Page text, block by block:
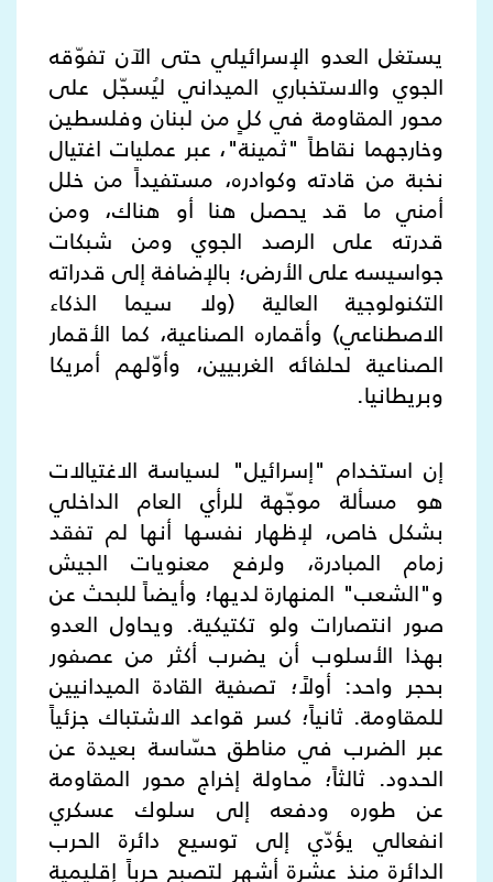
يستغل العدو الإسرائيلي حتى الآن تفوّقه
الجوي والاستخباري الميداني ليُسجّل على
محور المقاومة في كلٍ من لبنان وفلسطين
وخارجهما نقاطاً "ثمينة"، عبر عمليات اغتيال
نخبة من قادته وكوادره، مستفيداً من خلل
أمني ما قد يحصل هنا أو هناك، ومن
قدرته على الرصد الجوي ومن شبكات
جواسيسه على الأرض؛ بالإضافة إلى قدراته
التكنولوجية العالية (ولا سيما الذكاء
الاصطناعي) وأقماره الصناعية، كما الأقمار
الصناعية لحلفائه الغربيين، وأوّلهم أمريكا
وبريطانيا.
إن استخدام "إسرائيل" لسياسة الاغتيالات
هو مسألة موجّهة للرأي العام الداخلي
بشكل خاص، لإظهار نفسها أنها لم تفقد
زمام المبادرة، ولرفع معنويات الجيش
و"الشعب" المنهارة لديها؛ وأيضاً للبحث عن
صور انتصارات ولو تكتيكية. ويحاول العدو
بهذا الأسلوب أن يضرب أكثر من عصفور
بحجر واحد: أولاً؛ تصفية القادة الميدانيين
للمقاومة. ثانياً؛ كسر قواعد الاشتباك جزئياً
عبر الضرب في مناطق حسّاسة بعيدة عن
الحدود. ثالثاً؛ محاولة إخراج محور المقاومة
عن طوره ودفعه إلى سلوك عسكري
انفعالي يؤدّي إلى توسيع دائرة الحرب
الدائرة منذ عشرة أشهر لتصبح حرباً إقليمية